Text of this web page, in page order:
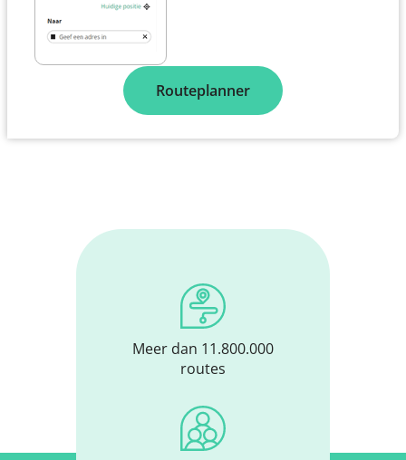
Routeplanner
Meer dan 11.800.000
routes